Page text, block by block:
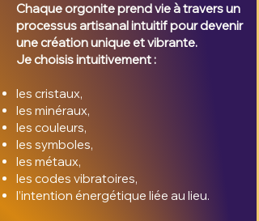
Chaque orgonite prend vie à travers un
processus artisanal intuitif pour devenir
une création unique et vibrante.
Je choisis intuitivement :
les cristaux,
les minéraux,
les couleurs,
les symboles,
les métaux,
les codes vibratoires,
l’intention énergétique liée au lieu.